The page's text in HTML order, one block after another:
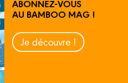
ABONNEZ-VOUS
AU BAMBOO MAG !
Je découvre !